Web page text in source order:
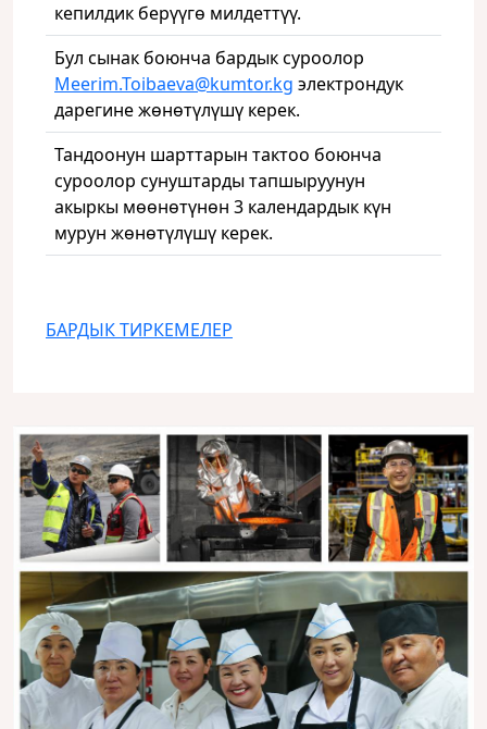
кепилдик берүүгө милдеттүү.
Бул сынак боюнча бардык суроолор
Meerim.Toibaeva@kumtor.kg электрондук
дарегине жөнөтүлүшү керек.
Тандоонун шарттарын тактоо боюнча
суроолор сунуштарды тапшыруунун
акыркы мөөнөтүнөн 3 календардык күн
мурун жөнөтүлүшү керек.
БАРДЫК ТИРКЕМЕЛЕР